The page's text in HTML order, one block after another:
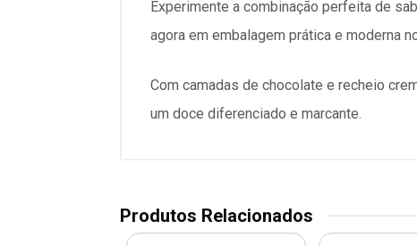
Experimente a combinação perfeita de
agora em embalagem prática e moderna
Com camadas de chocolate e recheio
um doce diferenciado e marcante.
Produtos Relacionados